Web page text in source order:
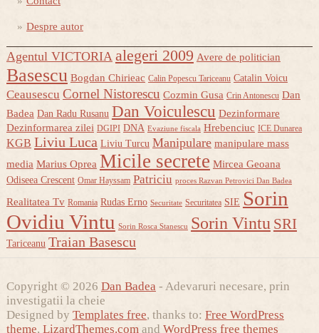
Despre autor
Agentul VICTORIA alegeri 2009 Avere de politician
Basescu Bogdan Chirieac Calin Popescu Tariceanu Catalin Voicu
Ceausescu Cornel Nistorescu Cozmin Gusa Crin Antonescu Dan
Badea Dan Radu Rusanu Dan Voiculescu Dezinformare
Dezinformarea zilei DGIPI DNA Evaziune fiscala Hrebenciuc ICE Dunarea
KGB Liviu Luca Liviu Turcu Manipulare manipulare mass
media Marius Oprea Micile secrete Mircea Geoana
Odiseea Crescent Omar Hayssam Patriciu proces Razvan Petrovici Dan Badea
Realitatea Tv Romania Rudas Erno Securitate Securitatea SIE Sorin
Ovidiu Vintu Sorin Rosca Stanescu Sorin Vintu SRI
Tariceanu Traian Basescu
Copyright © 2026 Dan Badea - Adevaruri necesare, prin
investigatii la cheie
Designed by Templates free, thanks to: Free WordPress
theme, LizardThemes.com and WordPress free themes